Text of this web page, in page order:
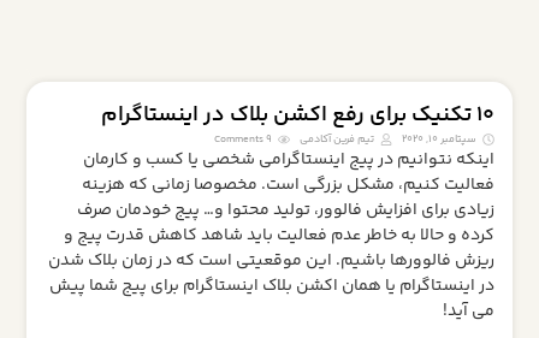
10 تکنیک برای رفع اکشن بلاک در اینستاگرام
سپتامبر 10, 2020 تیم فرین آکادمی 9 Comments
اینکه نتوانیم در پیج اینستاگرامی شخصی یا کسب و کارمان
فعالیت کنیم، مشکل بزرگی است. مخصوصا زمانی که هزینه
زیادی برای افزایش فالوور، تولید محتوا و… پیج خودمان صرف
کرده و حالا به خاطر عدم فعالیت باید شاهد کاهش قدرت پیج و
ریزش فالوورها باشیم. این موقعیتی است که در زمان بلاک شدن
در اینستاگرام یا همان اکشن بلاک اینستاگرام برای پیج شما پیش
می آید!